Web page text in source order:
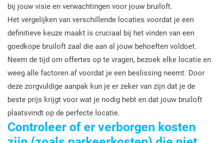
bij jouw visie en verwachtingen voor jouw bruiloft.
Het vergelijken van verschillende locaties voordat je een
definitieve keuze maakt is cruciaal bij het vinden van een
goedkope bruiloft zaal die aan al jouw behoeften voldoet.
Neem de tijd om offertes op te vragen, bezoek elke locatie en
weeg alle factoren af voordat je een beslissing neemt. Door
deze zorgvuldige aanpak kun je er zeker van zijn dat je de
beste prijs krijgt voor wat je nodig hebt en dat jouw bruiloft
plaatsvindt op de perfecte locatie.
Controleer of er verborgen kosten